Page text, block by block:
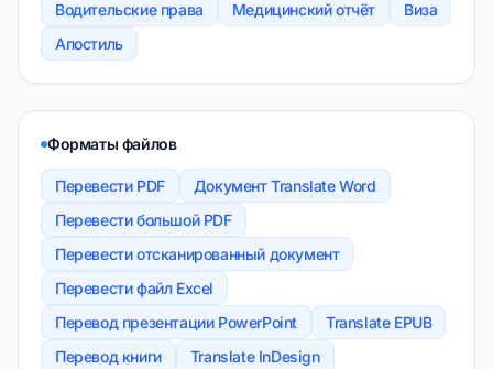
Водительские права
Медицинский отчёт
Виза
Апостиль
Форматы файлов
Перевести PDF
Документ Translate Word
Перевести большой PDF
Перевести отсканированный документ
Перевести файл Excel
Перевод презентации PowerPoint
Translate EPUB
Перевод книги
Translate InDesign